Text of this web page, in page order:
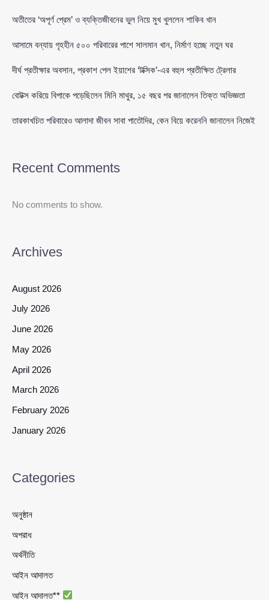
অতীতের ‘অপূর্ণ প্রেম’ ও ব্যক্তিজীবনের ভুল নিয়ে মুখ খুললেন শাকিব খান
আসামে বন্যায় গৃহহীন ৫০০ পরিবারের পাশে সালমান খান, নির্মাণ হচ্ছে নতুন ঘর
দীর্ঘ প্রতীক্ষার অবসান, প্রকাশ পেল ইয়াশের ‘টক্সিক’-এর বহুল প্রতীক্ষিত ট্রেলার
বোটক্স করিয়ে বিপাকে পড়েছিলেন মিনি মাথুর, ১৫ বছর পর জানালেন তিক্ত অভিজ্ঞতা
তারকাখচিত পরিবারেও আলাদা জীবন সাবা পাতৌদির, কেন বিয়ে করেননি জানালেন নিজেই
Recent Comments
No comments to show.
Archives
August 2026
July 2026
June 2026
May 2026
April 2026
March 2026
February 2026
January 2026
Categories
অনুষ্ঠান
অপরাধ
অর্থনীতি
আইন আদালত
আইন আদালত**